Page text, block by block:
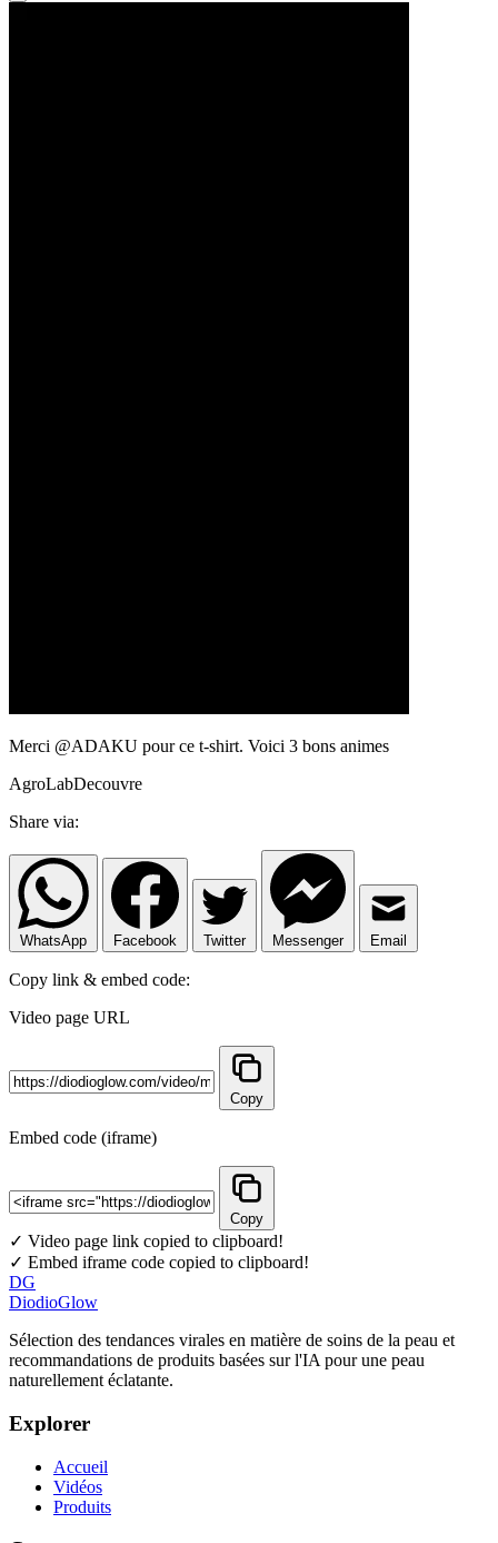
Merci @ADAKU pour ce t-shirt. Voici 3 bons animes
AgroLabDecouvre
Share via:
WhatsApp Facebook Twitter Messenger Email
Copy link & embed code:
Video page URL
Copy
Embed code (iframe)
Copy
✓ Video page link copied to clipboard!
✓ Embed iframe code copied to clipboard!
DG
DiodioGlow
Sélection des tendances virales en matière de soins de la peau et
recommandations de produits basées sur l'IA pour une peau
naturellement éclatante.
Explorer
Accueil
Vidéos
Produits